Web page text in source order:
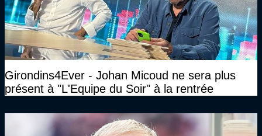
Girondins4Ever - Johan Micoud ne sera plus
présent à "L'Equipe du Soir" à la rentrée